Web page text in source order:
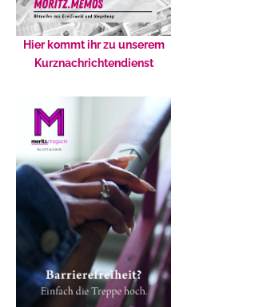
Hier kommt ihr zu unserem
Kurznachrichtendienst